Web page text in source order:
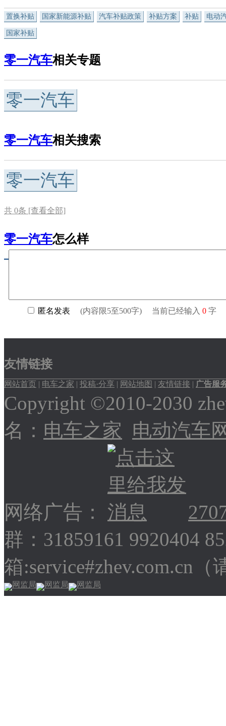
置换补贴 国家新能源补贴 汽车补贴政策 补贴方案 补贴 电动
国家补贴
零一汽车相关专题
零一汽车
零一汽车相关搜索
零一汽车
共 0条 [查看全部]
零一汽车怎么样
友情链接
网站首页 | 电车之家 | 投稿·分享 | 网站地图 | 友情链接 | 广告服
Copyright ©2010-2030
名： 电车之家 电动汽车
网络广告：
群：31859161 9920404
箱:service#zhev.com.cn